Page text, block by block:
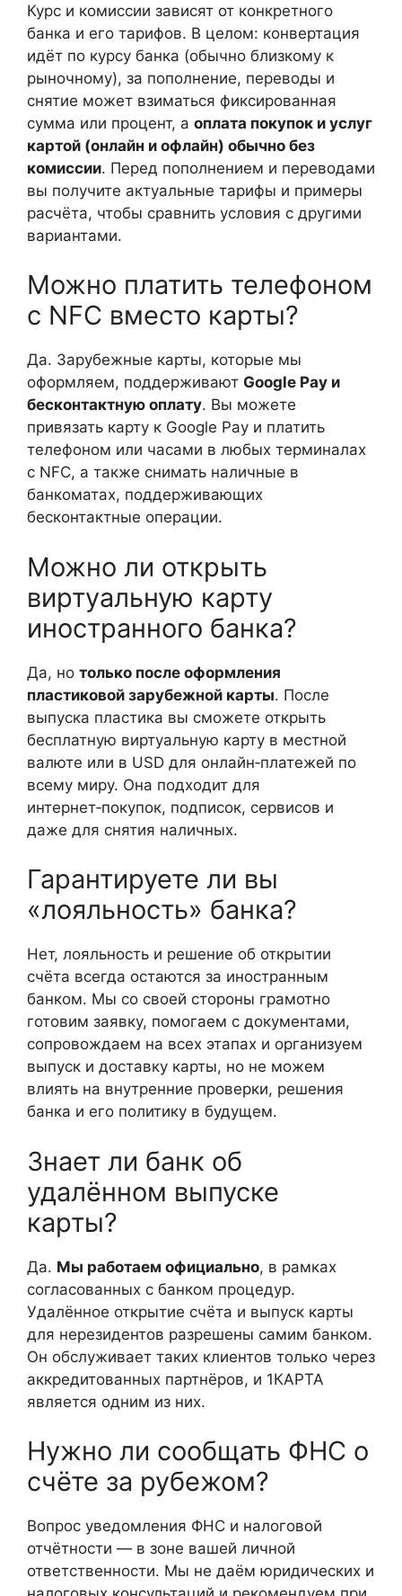
Курс и комиссии зависят от конкретного
банка и его тарифов. В целом: конвертация
идёт по курсу банка (обычно близкому к
рыночному), за пополнение, переводы и
снятие может взиматься фиксированная
сумма или процент, а оплата покупок и услуг
картой (онлайн и офлайн) обычно без
комиссии. Перед пополнением и переводами
вы получите актуальные тарифы и примеры
расчёта, чтобы сравнить условия с другими
вариантами.
Можно платить телефоном
с NFC вместо карты?
Да. Зарубежные карты, которые мы
оформляем, поддерживают Google Pay и
бесконтактную оплату. Вы можете
привязать карту к Google Pay и платить
телефоном или часами в любых терминалах
с NFC, а также снимать наличные в
банкоматах, поддерживающих
бесконтактные операции.
Можно ли открыть
виртуальную карту
иностранного банка?
Да, но только после оформления
пластиковой зарубежной карты. После
выпуска пластика вы сможете открыть
бесплатную виртуальную карту в местной
валюте или в USD для онлайн‑платежей по
всему миру. Она подходит для
интернет‑покупок, подписок, сервисов и
даже для снятия наличных.
Гарантируете ли вы
«лояльность» банка?
Нет, лояльность и решение об открытии
счёта всегда остаются за иностранным
банком. Мы со своей стороны грамотно
готовим заявку, помогаем с документами,
сопровождаем на всех этапах и организуем
выпуск и доставку карты, но не можем
влиять на внутренние проверки, решения
банка и его политику в будущем.
Знает ли банк об
удалённом выпуске
карты?
Да. Мы работаем официально, в рамках
согласованных с банком процедур.
Удалённое открытие счёта и выпуск карты
для нерезидентов разрешены самим банком.
Он обслуживает таких клиентов только через
аккредитованных партнёров, и 1КАРТА
является одним из них.
Нужно ли сообщать ФНС о
счёте за рубежом?
Вопрос уведомления ФНС и налоговой
отчётности — в зоне вашей личной
ответственности. Мы не даём юридических и